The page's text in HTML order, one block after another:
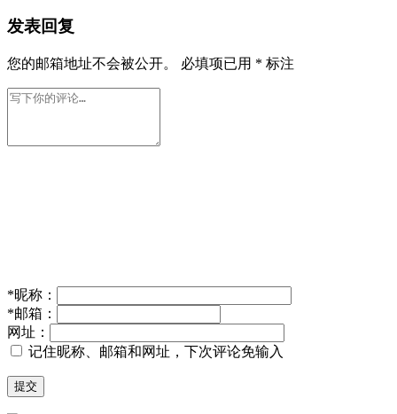
发表回复
您的邮箱地址不会被公开。 必填项已用 * 标注
*昵称：
*邮箱：
网址：
记住昵称、邮箱和网址，下次评论免输入
提交